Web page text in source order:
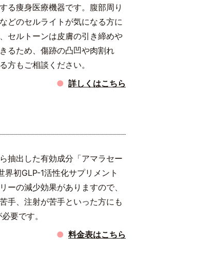
る痩身医療機器です。腹部周り
どのセルライトが気になる方に
セルトーンは皮膚の引き締めや
るため、傷跡の凸凹や肉割れ
方もご相談ください。
詳しくはこちら
抽出した有効成分「アマラセー
界初GLP-1活性化サプリメント
ーの減少効果がありますので、
手、注射が苦手といった方にも
要です。
料金表はこちら